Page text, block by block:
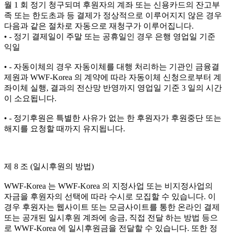
월 1 회 정기 청구되며 후원자의 계좌 또는 신용카드의 잔고부
족 또는 한도초과 등 결제가 정상적으로 이루어지지 않은 경우
다음과 같은 절차로 자동으로 재청구가 이루어집니다.
• - 정기 결제일이 주말 또는 공휴일인 경우 은행 영업일 기준
익일
• - 자동이체의 경우 자동이체를 대행 처리하는 기관인 금융결
제원과 WWF-Korea 의 계약에 따라 자동이체 신청으로부터 계
좌이체 실행, 결과의 전산망 반영까지 영업일 기준 3 일의 시간
이 소요됩니다.
• - 정기후원은 특별한 사유가 없는 한 후원자가 후원중단 또는
해지를 요청할 때까지 유지됩니다.
제 8 조 (일시후원의 방법)
WWF-Korea 는 WWF-Korea 의 지정사업 또는 비지정사업의
자금을 후원자의 선택에 따라 수시로 모집할 수 있습니다. 이
경우 후원자는 웹사이트 또는 모금사이트를 통한 온라인 결제
또는 공개된 일시후원 계좌에 송금, 직접 전달 하는 방법 등으
로 WWF-Korea 에 일시후원금을 전달할 수 있습니다. 또한 정